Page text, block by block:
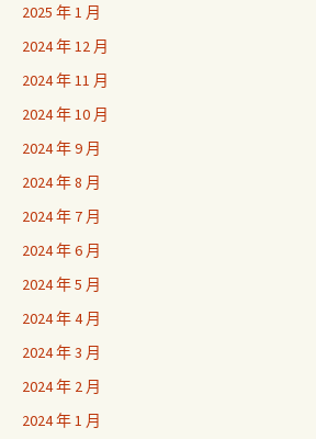
2025 年 1 月
2024 年 12 月
2024 年 11 月
2024 年 10 月
2024 年 9 月
2024 年 8 月
2024 年 7 月
2024 年 6 月
2024 年 5 月
2024 年 4 月
2024 年 3 月
2024 年 2 月
2024 年 1 月